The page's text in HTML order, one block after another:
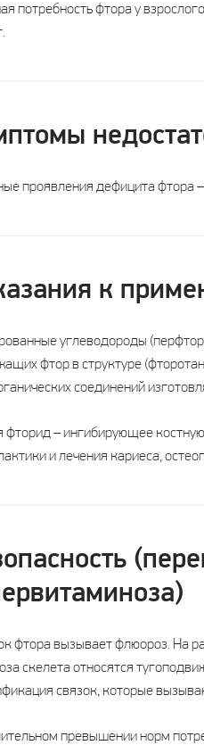
потребность фтора у
проявления дефицита фтора
к
углеводороды
фтор в структуре
соединений
фторид – ингибирующее
и лечения кариеса,
фтора вызывает флюороз. На
скелета относятся
связок, которые
превышении норм